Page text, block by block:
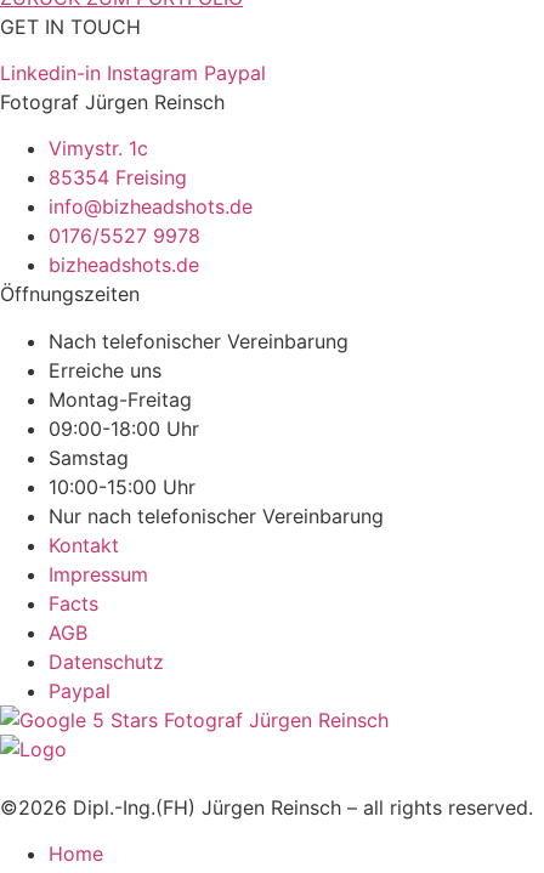
GET IN TOUCH
Linkedin-in Instagram Paypal
Fotograf Jürgen Reinsch
Vimystr. 1c
85354 Freising
info@bizheadshots.de
0176/5527 9978
bizheadshots.de
Öffnungszeiten
Nach telefonischer Vereinbarung
Erreiche uns
Montag-Freitag
09:00-18:00 Uhr
Samstag
10:00-15:00 Uhr
Nur nach telefonischer Vereinbarung
Kontakt
Impressum
Facts
AGB
Datenschutz
Paypal
©2026 Dipl.-Ing.(FH) Jürgen Reinsch – all rights reserved.
Home